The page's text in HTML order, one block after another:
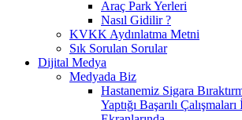
Araç Park Yerleri
Nasıl Gidilir ?
KVKK Aydınlatma Metni
Sık Sorulan Sorular
Dijital Medya
Medyada Biz
Hastanemiz Sigara
Yaptığı Başarılı